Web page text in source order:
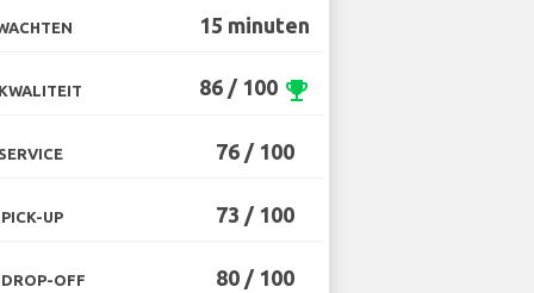
15 minuten
86 / 100 emoji_events
76 / 100
UP 73 / 100
OFF 80 / 100